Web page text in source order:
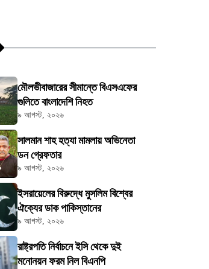
মৌলভীবাজারের সীমান্তে বিএসএফের
গুলিতে বাংলাদেশি নিহত
৯ আগস্ট, ২০২৬
সালমান শাহ হত্যা মামলায় অভিনেতা
ডন গ্রেফতার
৯ আগস্ট, ২০২৬
ইসরায়েলের বিরুদ্ধে মুসলিম বিশ্বের
ঐক্যের ডাক পাকিস্তানের
৯ আগস্ট, ২০২৬
রাষ্ট্রপতি নির্বাচনে ইসি থেকে দুই
মনোনয়ন ফরম নিল বিএনপি